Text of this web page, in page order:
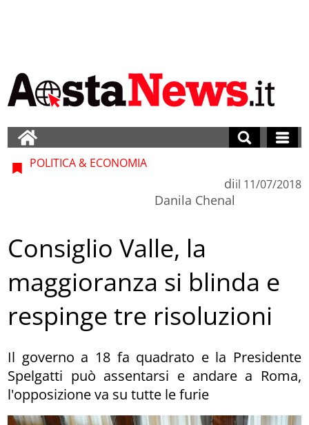
POLITICA & ECONOMIA
di
Danila Chenal
il 11/07/2018
Consiglio Valle, la
maggioranza si blinda e
respinge tre risoluzioni
Il governo a 18 fa quadrato e la Presidente
Spelgatti può assentarsi e andare a Roma,
l'opposizione va su tutte le furie